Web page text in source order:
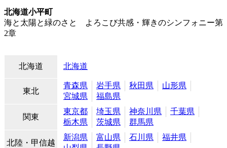
北海道小平町
海と太陽と緑のさと よろこび共感・輝きのシンフォニー第
2章
北海道 北海道
東北
青森県 岩手県 秋田県
山形県
宮城県
福島県
関東
東京都 埼玉県 神奈川県
千葉県
栃木県
茨城県 群馬県
北陸・甲信越
新潟県 富山県 石川県
福井県